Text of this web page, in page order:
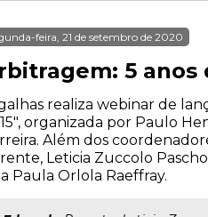
feira, 21 de setembro de 2020
5 anos
realiza webinar de
organizada por Paulo
Além dos
Leticia Zuccolo
Paula Orlola Raeffray.